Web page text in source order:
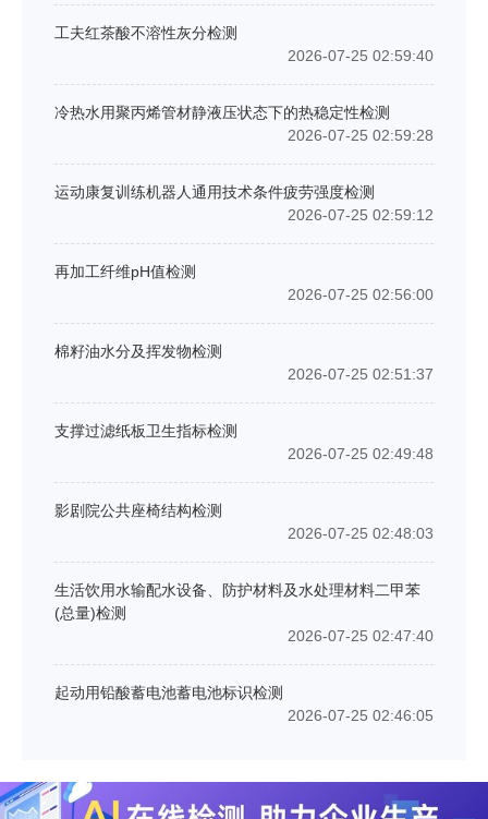
工夫红茶酸不溶性灰分检测
2026-07-25 02:59:40
冷热水用聚丙烯管材静液压状态下的热稳定性检测
2026-07-25 02:59:28
运动康复训练机器人通用技术条件疲劳强度检测
2026-07-25 02:59:12
再加工纤维pH值检测
2026-07-25 02:56:00
棉籽油水分及挥发物检测
2026-07-25 02:51:37
支撑过滤纸板卫生指标检测
2026-07-25 02:49:48
影剧院公共座椅结构检测
2026-07-25 02:48:03
生活饮用水输配水设备、防护材料及水处理材料二甲苯
(总量)检测
2026-07-25 02:47:40
起动用铅酸蓄电池蓄电池标识检测
2026-07-25 02:46:05